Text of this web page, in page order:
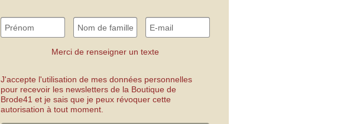
Merci de renseigner un texte
J'accepte l'utilisation de mes données personnelles
pour recevoir les newsletters de la Boutique de
Brode41 et je sais que je peux révoquer cette
autorisation à tout moment.